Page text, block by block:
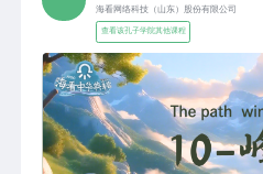
海看网络科技（山东）股份有限公司
查看该孔子学院其他课程